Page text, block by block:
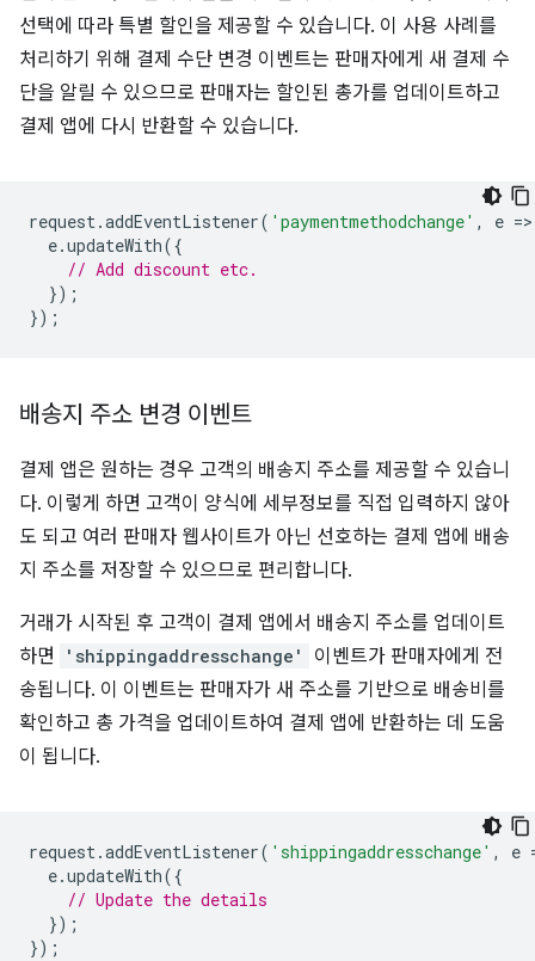
선택에 따라 특별 할인을 제공할 수 있습니다. 이 사용 사례를
처리하기 위해 결제 수단 변경 이벤트는 판매자에게 새 결제 수
단을 알릴 수 있으므로 판매자는 할인된 총가를 업데이트하고
결제 앱에 다시 반환할 수 있습니다.
request.addEventListener( 'paymentmethodchange' , e =>
e.updateWith({
// Add discount etc.
});
});
배송지 주소 변경 이벤트
결제 앱은 원하는 경우 고객의 배송지 주소를 제공할 수 있습니
다. 이렇게 하면 고객이 양식에 세부정보를 직접 입력하지 않아
도 되고 여러 판매자 웹사이트가 아닌 선호하는 결제 앱에 배송
지 주소를 저장할 수 있으므로 편리합니다.
거래가 시작된 후 고객이 결제 앱에서 배송지 주소를 업데이트
하면
'shippingaddresschange'
이벤트가 판매자에게 전
송됩니다. 이 이벤트는 판매자가 새 주소를 기반으로 배송비를
확인하고 총 가격을 업데이트하여 결제 앱에 반환하는 데 도움
이 됩니다.
request.addEventListener( 'shippingaddresschange' , e
e.updateWith({
// Update the details
});
});